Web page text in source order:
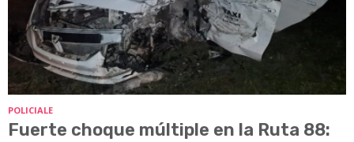
POLICIALE
Fuerte choque múltiple en la Ruta 88: